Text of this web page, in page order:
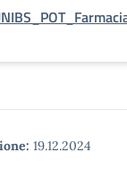
19.12.2024